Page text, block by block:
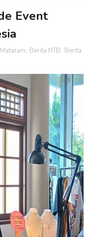
Event
, Berita NTB, Berita